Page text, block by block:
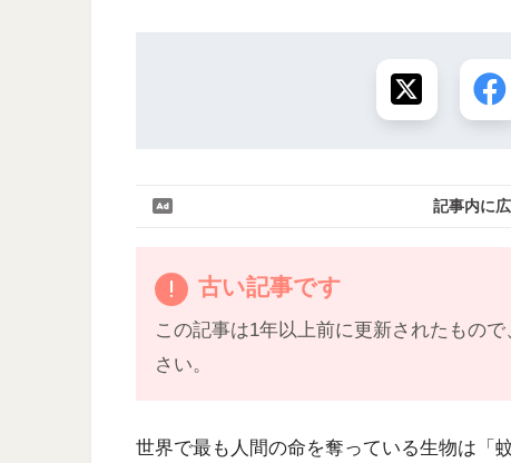
記事内に
古い記事です
この記事は1年以上前に更新されたもの
さい。
世界で最も人間の命を奪っている生物は「